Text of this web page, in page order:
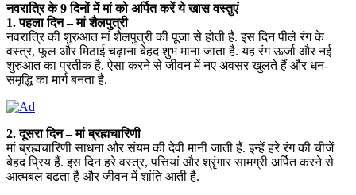
नवरात्रि के 9 दिनों में मां को अर्पित करें ये खास वस्तुएं
1. पहला दिन – मां शैलपुत्री
नवरात्रि की शुरुआत मां शैलपुत्री की पूजा से होती है. इस दिन पीले रंग के
वस्त्र, फूल और मिठाई चढ़ाना बेहद शुभ माना जाता है. यह रंग ऊर्जा और नई
शुरुआत का प्रतीक है. ऐसा करने से जीवन में नए अवसर खुलते हैं और धन-
समृद्धि का मार्ग बनता है.
2. दूसरा दिन – मां ब्रह्मचारिणी
मां ब्रह्मचारिणी साधना और संयम की देवी मानी जाती हैं. इन्हें हरे रंग की चीजें
बेहद प्रिय हैं. इस दिन हरे वस्त्र, पत्तियां और श्रृंगार सामग्री अर्पित करने से
आत्मबल बढ़ता है और जीवन में शांति आती है.